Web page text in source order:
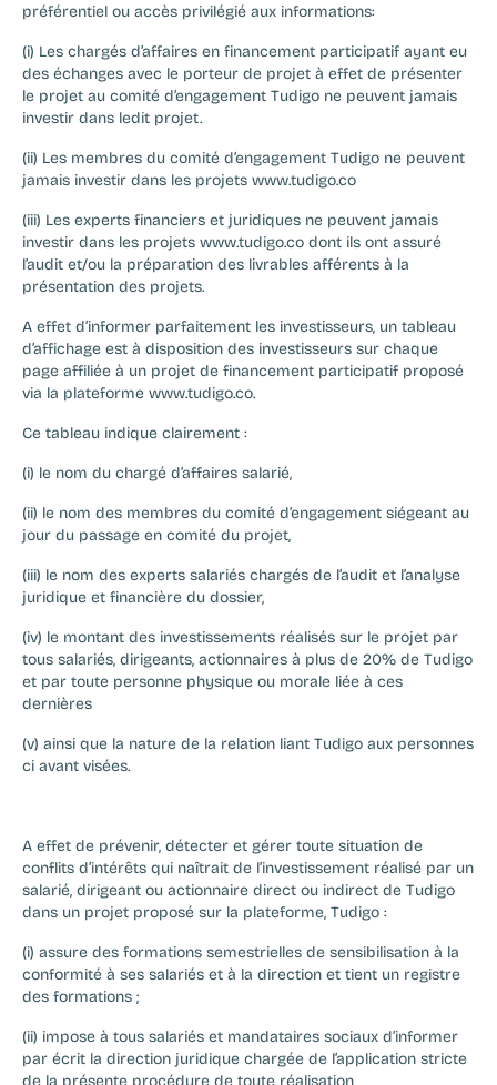
préférentiel ou accès privilégié aux informations:
‍(i) Les chargés d’affaires en financement participatif ayant eu
des échanges avec le porteur de projet à effet de présenter
le projet au comité d’engagement Tudigo ne peuvent jamais
investir dans ledit projet.
(ii) Les membres du comité d’engagement Tudigo ne peuvent
jamais investir dans les projets www.tudigo.co
(iii) Les experts financiers et juridiques ne peuvent jamais
investir dans les projets www.tudigo.co dont ils ont assuré
l’audit et/ou la préparation des livrables afférents à la
présentation des projets.
A effet d’informer parfaitement les investisseurs, un tableau
d’affichage est à disposition des investisseurs sur chaque
page affiliée à un projet de financement participatif proposé
via la plateforme www.tudigo.co.
Ce tableau indique clairement :
(i) le nom du chargé d’affaires salarié,
(ii) le nom des membres du comité d’engagement siégeant au
jour du passage en comité du projet,
(iii) le nom des experts salariés chargés de l’audit et l’analyse
juridique et financière du dossier,
(iv) le montant des investissements réalisés sur le projet par
tous salariés, dirigeants, actionnaires à plus de 20% de Tudigo
et par toute personne physique ou morale liée à ces
dernières
(v) ainsi que la nature de la relation liant Tudigo aux personnes
ci avant visées.
A effet de prévenir, détecter et gérer toute situation de
conflits d’intérêts qui naîtrait de l’investissement réalisé par un
salarié, dirigeant ou actionnaire direct ou indirect de Tudigo
dans un projet proposé sur la plateforme, Tudigo :
(i) assure des formations semestrielles de sensibilisation à la
conformité à ses salariés et à la direction et tient un registre
des formations ;
‍(ii) impose à tous salariés et mandataires sociaux d’informer
par écrit la direction juridique chargée de l’application stricte
de la présente procédure de toute réalisation